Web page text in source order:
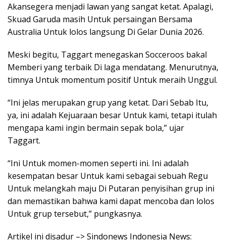
Akansegera menjadi lawan yang sangat ketat. Apalagi,
Skuad Garuda masih Untuk persaingan Bersama
Australia Untuk lolos langsung Di Gelar Dunia 2026.
Meski begitu, Taggart menegaskan Socceroos bakal
Memberi yang terbaik Di laga mendatang. Menurutnya,
timnya Untuk momentum positif Untuk meraih Unggul.
“Ini jelas merupakan grup yang ketat. Dari Sebab Itu,
ya, ini adalah Kejuaraan besar Untuk kami, tetapi itulah
mengapa kami ingin bermain sepak bola,” ujar
Taggart.
“Ini Untuk momen-momen seperti ini. Ini adalah
kesempatan besar Untuk kami sebagai sebuah Regu
Untuk melangkah maju Di Putaran penyisihan grup ini
dan memastikan bahwa kami dapat mencoba dan lolos
Untuk grup tersebut,” pungkasnya.
Artikel ini disadur –> Sindonews Indonesia News: